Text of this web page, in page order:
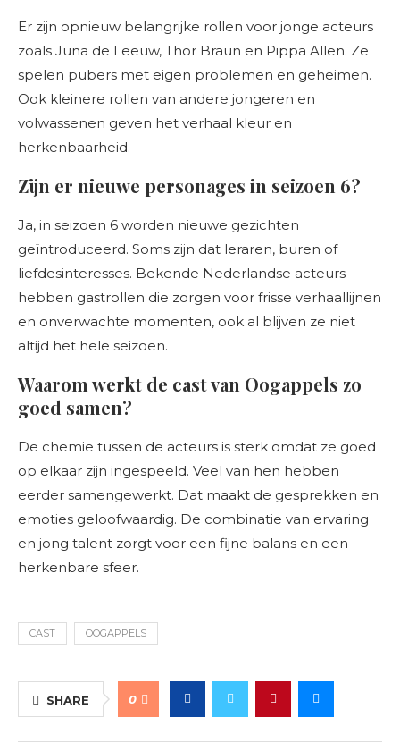
Er zijn opnieuw belangrijke rollen voor jonge acteurs
zoals Juna de Leeuw, Thor Braun en Pippa Allen. Ze
spelen pubers met eigen problemen en geheimen.
Ook kleinere rollen van andere jongeren en
volwassenen geven het verhaal kleur en
herkenbaarheid.
Zijn er nieuwe personages in seizoen 6?
Ja, in seizoen 6 worden nieuwe gezichten
geïntroduceerd. Soms zijn dat leraren, buren of
liefdesinteresses. Bekende Nederlandse acteurs
hebben gastrollen die zorgen voor frisse verhaallijnen
en onverwachte momenten, ook al blijven ze niet
altijd het hele seizoen.
Waarom werkt de cast van Oogappels zo
goed samen?
De chemie tussen de acteurs is sterk omdat ze goed
op elkaar zijn ingespeeld. Veel van hen hebben
eerder samengewerkt. Dat maakt de gesprekken en
emoties geloofwaardig. De combinatie van ervaring
en jong talent zorgt voor een fijne balans en een
herkenbare sfeer.
CAST OOGAPPELS
SHARE 0